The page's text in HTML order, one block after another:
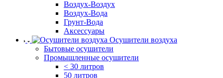
Воздух-Воздух
Воздух-Вода
Грунт-Вода
Аксессуары
Осушители воздуха
Бытовые осушители
Промышленные осушители
< 30 литров
50 литров